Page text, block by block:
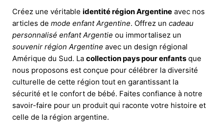
Créez une véritable identité région Argentine avec nos
articles de mode enfant Argentine. Offrez un cadeau
personnalisé enfant Argentie ou immortalisez un
souvenir région Argentine avec un design régional
Amérique du Sud. La collection pays pour enfants que
nous proposons est conçue pour célébrer la diversité
culturelle de cette région tout en garantissant la
sécurité et le confort de bébé. Faites confiance à notre
savoir-faire pour un produit qui raconte votre histoire et
celle de la région argentine.